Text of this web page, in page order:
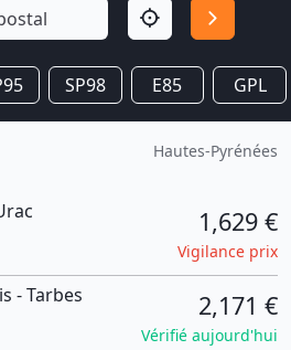
SP98 E85 GPL
Hautes-Pyrénées
1,629 €
Vigilance prix
- Tarbes 2,171 €
Vérifié aujourd'hui